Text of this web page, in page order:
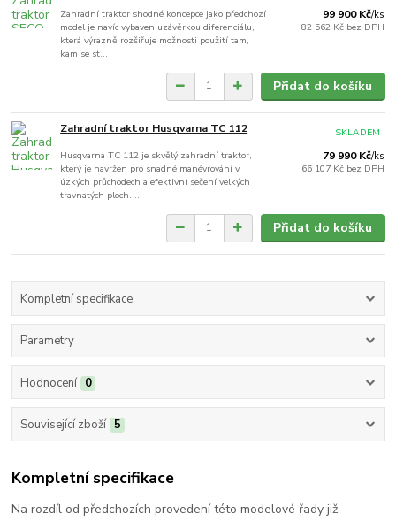
Zahradní traktor shodné koncepce jako předchozí
model je navíc vybaven uzávěrkou diferenciálu,
která výrazně rozšiřuje možnosti použití tam,
kam se st...
99 900 Kč/ks
82 562 Kč bez DPH
Přidat do košíku
Zahradní traktor Husqvarna TC 112
Husqvarna TC 112 je skvělý zahradní traktor,
který je navržen pro snadné manévrování v
úzkých průchodech a efektivní sečení velkých
travnatých ploch....
79 990 Kč/ks
66 107 Kč bez DPH
SKLADEM
Přidat do košíku
Kompletní specifikace
Parametry
Hodnocení 0
Související zboží 5
Kompletní specifikace
Na rozdíl od předchozích provedení této modelové řady již